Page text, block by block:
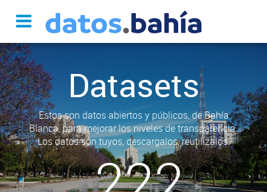
Datasets
Estos son datos abiertos y públicos, de Bahía
Blanca, para mejorar los niveles de transparencia.
Los datos son tuyos, descargalos, reutilizalos.